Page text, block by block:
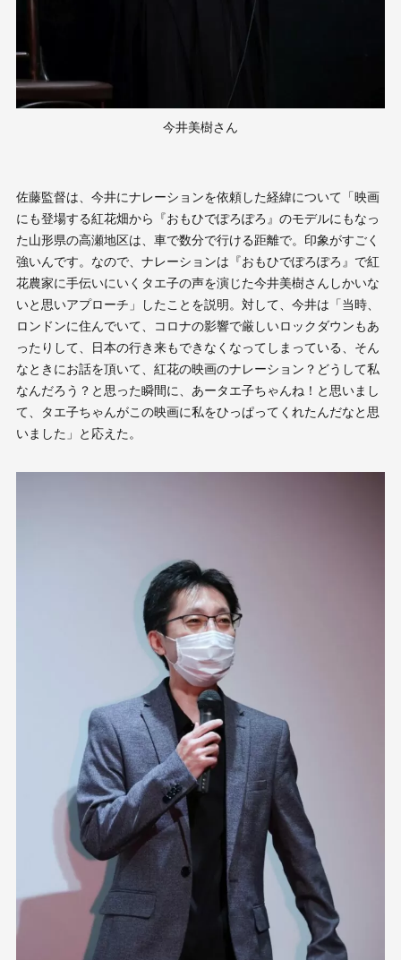
今井美樹さん
佐藤監督は、今井にナレーションを依頼した経緯について「映画
にも登場する紅花畑から『おもひでぽろぽろ』のモデルにもなっ
た山形県の高瀬地区は、車で数分で行ける距離で。印象がすごく
強いんです。なので、ナレーションは『おもひでぽろぽろ』で紅
花農家に手伝いにいくタエ子の声を演じた今井美樹さんしかいな
いと思いアプローチ」したことを説明。対して、今井は「当時、
ロンドンに住んでいて、コロナの影響で厳しいロックダウンもあ
ったりして、日本の行き来もできなくなってしまっている、そん
なときにお話を頂いて、紅花の映画のナレーション？どうして私
なんだろう？と思った瞬間に、あータエ子ちゃんね！と思いまし
て、タエ子ちゃんがこの映画に私をひっぱってくれたんだなと思
いました」と応えた。